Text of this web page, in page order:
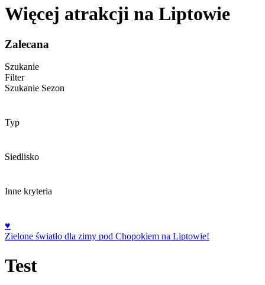
Więcej atrakcji na Liptowie
Zalecana
Szukanie
Filter
Szukanie Sezon
Typ
Siedlisko
Inne kryteria
♥
Zielone światło dla zimy pod Chopokiem na Liptowie!
Test